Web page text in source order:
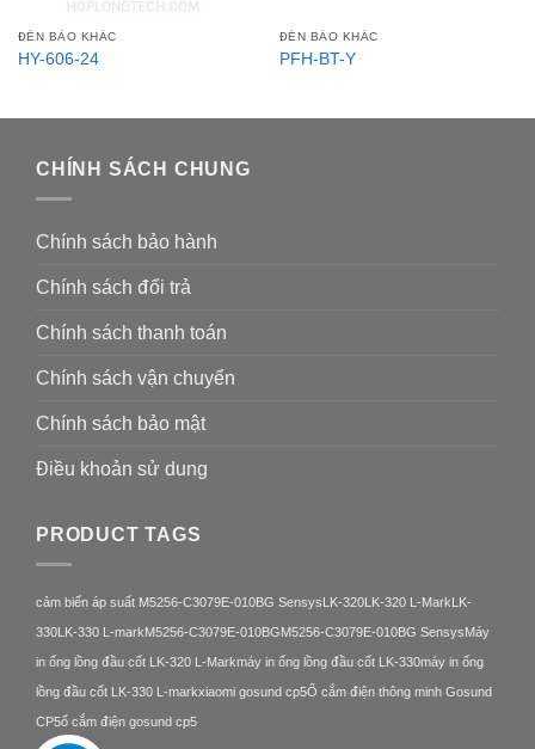
ĐÈN BÁO KHÁC
HY-606-24
ĐÈN BÁO KHÁC
PFH-BT-Y
CHÍNH SÁCH CHUNG
Chính sách bảo hành
Chính sách đổi trả
Chính sách thanh toán
Chính sách vận chuyển
Chính sách bảo mật
Điều khoản sử dung
PRODUCT TAGS
cảm biến áp suất M5256-C3079E-010BG SensysLK-320LK-320 L-MarkLK-
330LK-330 L-markM5256-C3079E-010BGM5256-C3079E-010BG SensysMáy
in ống lồng đầu cốt LK-320 L-Markmáy in ống lồng đầu cốt LK-330máy in ống
lồng đầu cốt LK-330 L-markxiaomi gosund cp5Ổ cắm điện thông minh Gosund
CP5ổ cắm điện gosund cp5